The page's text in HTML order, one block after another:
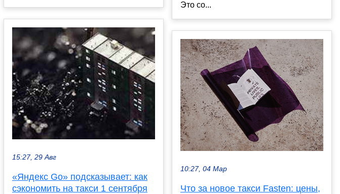
15:27, 29 Авг
«Яндекс Go» подсказывает: как
сэкономить на такси 1 сентября
Это со...
10:27, 04 Мар
Что за новое такси Fasten: цены,